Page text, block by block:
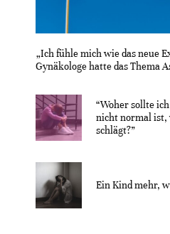
„Ich fühle mich wie das neue
Gynäkologe hatte das Thema
“Woher sollte
nicht normal ist,
schlägt?”
Ein Kind mehr,